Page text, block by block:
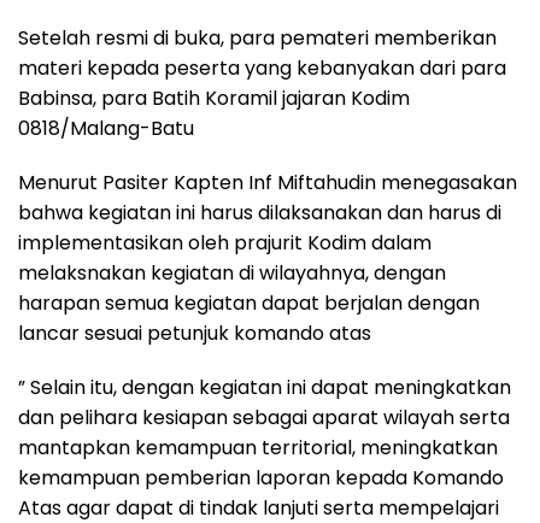
Setelah resmi di buka, para pemateri memberikan
materi kepada peserta yang kebanyakan dari para
Babinsa, para Batih Koramil jajaran Kodim
0818/Malang-Batu
Menurut Pasiter Kapten Inf Miftahudin menegasakan
bahwa kegiatan ini harus dilaksanakan dan harus di
implementasikan oleh prajurit Kodim dalam
melaksnakan kegiatan di wilayahnya, dengan
harapan semua kegiatan dapat berjalan dengan
lancar sesuai petunjuk komando atas
” Selain itu, dengan kegiatan ini dapat meningkatkan
dan pelihara kesiapan sebagai aparat wilayah serta
mantapkan kemampuan territorial, meningkatkan
kemampuan pemberian laporan kepada Komando
Atas agar dapat di tindak lanjuti serta mempelajari